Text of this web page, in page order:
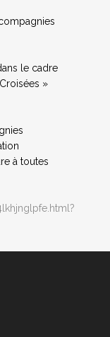
le cadre
»
à toutes